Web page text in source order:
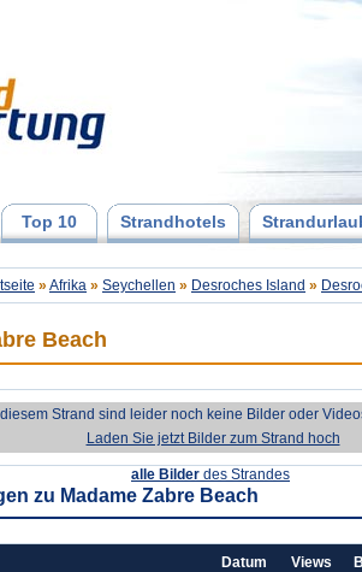
Top 10 Strandhotels
» Afrika » Seychellen » Desroches Island »
Beach
Strand sind leider noch keine Bilder oder
Laden Sie jetzt Bilder zum Strand hoch
alle Bilder des Strandes
zu Madame Zabre Beach
Datum Views